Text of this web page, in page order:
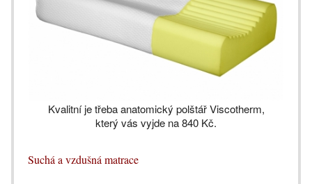
Kvalitní je třeba anatomický polštář Viscotherm,
který vás vyjde na 840 Kč.
Suchá a vzdušná matrace